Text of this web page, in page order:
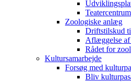
Teatercentrum
Zoologiske anlæg
Driftstilskud
Aflæggelse af
Rådet for
Kultursamarbejde
Forsøg med
Bliv